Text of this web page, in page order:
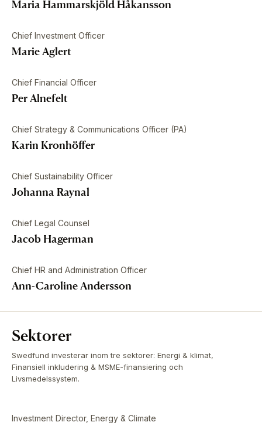
Maria Hammarskjöld Håkansson
Chief Investment Officer
Marie Aglert
Chief Financial Officer
Per Alnefelt
Chief Strategy & Communications Officer (PA)
Karin Kronhöffer
Chief Sustainability Officer
Johanna Raynal
Chief Legal Counsel
Jacob Hagerman
Chief HR and Administration Officer
Ann-Caroline Andersson
Sektorer
Swedfund investerar inom tre sektorer: Energi & klimat,
Finansiell inkludering & MSME-finansiering och
Livsmedelssystem.
Investment Director, Energy & Climate